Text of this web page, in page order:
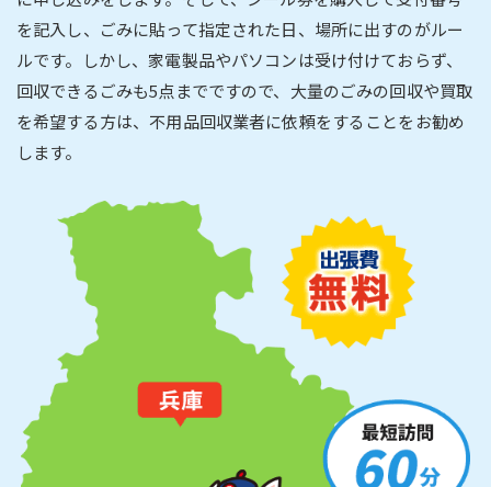
を記入し、ごみに貼って指定された日、場所に出すのがルー
ルです。しかし、家電製品やパソコンは受け付けておらず、
回収できるごみも5点までですので、大量のごみの回収や買取
を希望する方は、不用品回収業者に依頼をすることをお勧め
します。